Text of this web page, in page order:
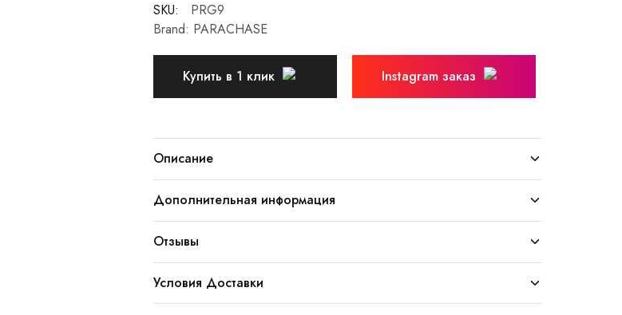
SKU:
PRG9
Brand: PARACHASE
Купить в 1 клик Instagram заказ
Описание
Дополнительная информация
Отзывы
Условия Доставки